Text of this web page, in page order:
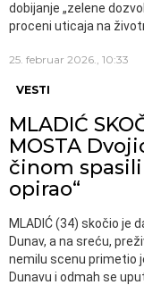
dobijanje „zelene
proceni uticaja na
25. februar 2026., 10:33
VESTI
MLADIĆ
MOSTA
činom spasili
opirao“
MLADIĆ (34) skočio je
Dunav, a na sreću,
nemilu scenu primetio
Dunavu i odmah se